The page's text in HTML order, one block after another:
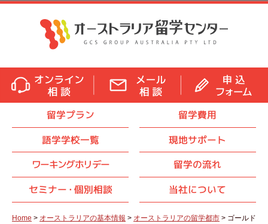
留学プラン
留学費用
語学学校一覧
現地サポート
ワーキングホリデー
留学の流れ
セミナー・ 個別相談 当社について
Home > オーストラリアの基本情報 > オーストラリアの留学都市 > ゴールド